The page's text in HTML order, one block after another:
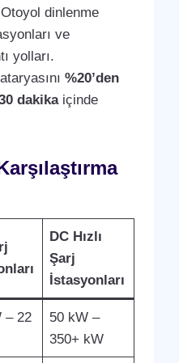
Otoyol dinlenme
ve
yolları.
%20’den
dakikaiçinde
DC Hızlı
Şarj
İstasyonları
– 22
50 kW –
350+ kW